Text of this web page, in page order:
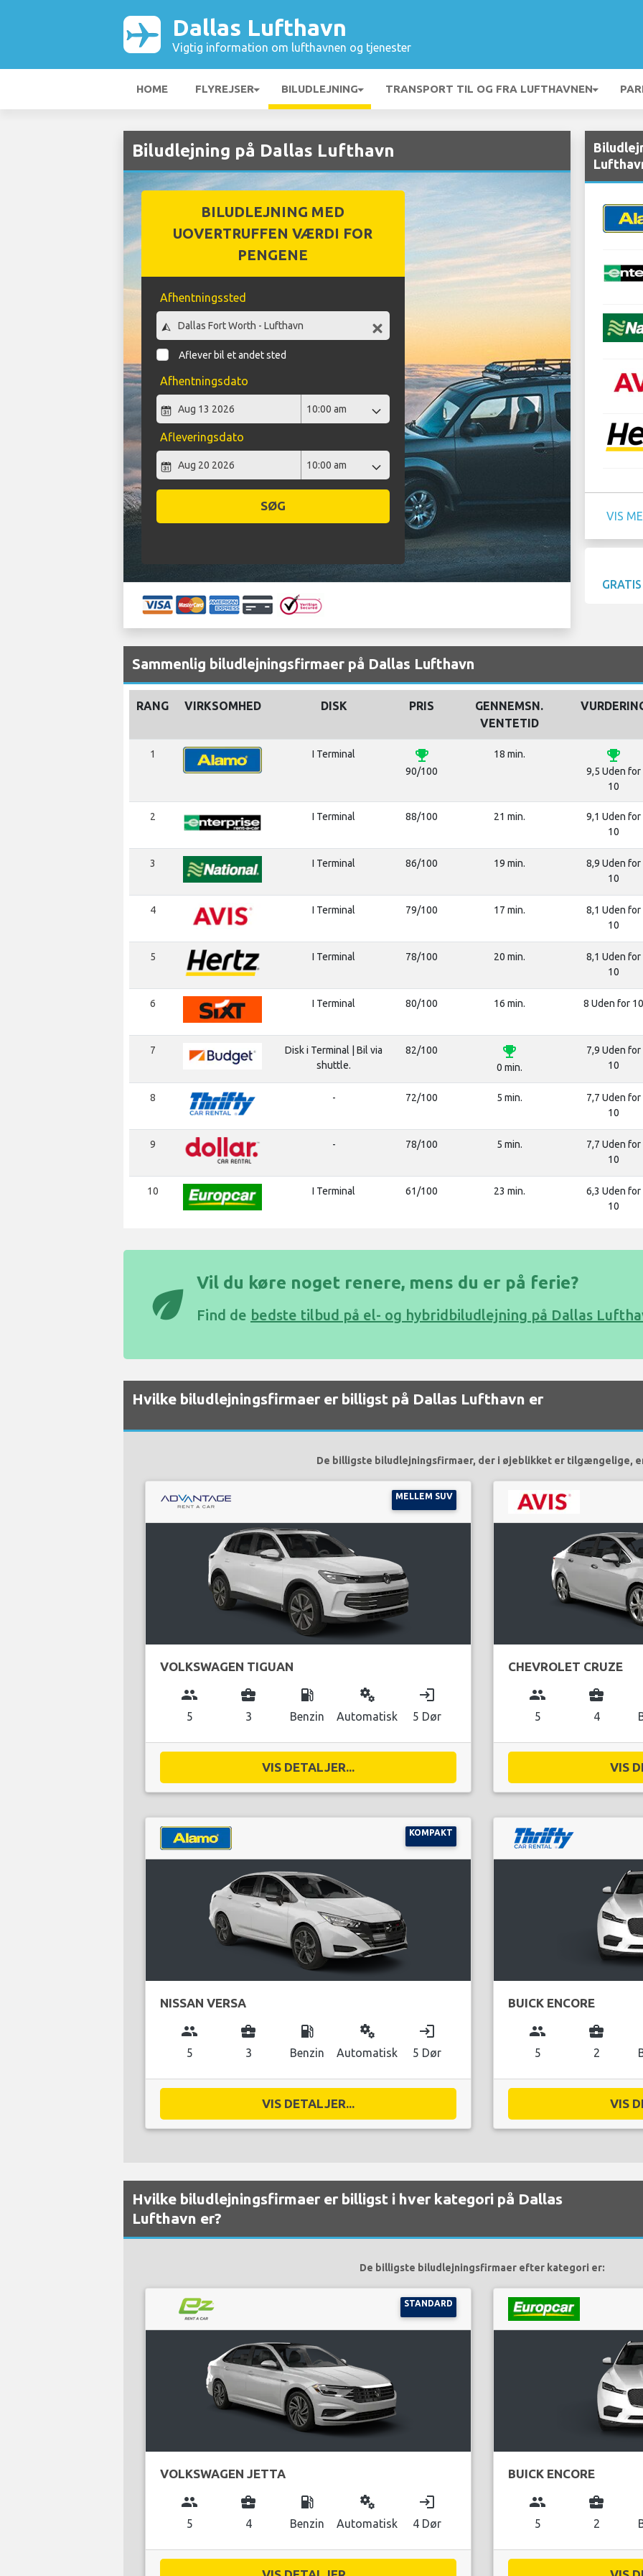
Dallas Lufthavn
Vigtig information om lufthavnen og tjenester
HOME FLYREJSER BILUDLEJNING TRANSPORT TIL OG FRA LUFTHAVNEN
Biludlejning på Dallas Lufthavn
BILUDLEJNING MED
UOVERTRUFFEN VÆRDI FOR
PENGENE
Afhentningssted
Aflever bil et andet sted
Afhentningsdato
Afleveringsdato
SØG
VIS
GRATIS
Sammenlig biludlejningsfirmaer på Dallas Lufthavn
RANG VIRKSOMHED DISK PRIS
GENNEMSN.
VENTETID
1 I Terminal emoji_events
90/100
18 min. emoji_events
9,5 Uden for
10
2 I Terminal 88/100 21 min.
9,1 Uden for
10
3 I Terminal 86/100 19 min.
8,9 Uden for
10
4 I Terminal 79/100 17 min.
8,1 Uden for
10
5 I Terminal 78/100 20 min.
8,1 Uden for
10
6 I Terminal 80/100 16 min. 8 Uden for 10
7
Disk i Terminal | Bil via
shuttle.
82/100 emoji_events
0 min.
7,9 Uden for
10
8 - 72/100 5 min.
7,7 Uden for
10
9 - 78/100 5 min.
7,7 Uden for
10
10 I Terminal 61/100 23 min.
6,3 Uden for
10
eco Vil du køre noget renere, mens du er på ferie?
Find de bedste tilbud på el- og hybridbiludlejning på Dallas
Hvilke biludlejningsfirmaer er billigst på Dallas Lufthavn er
De billigste biludlejningsfirmaer, der i øjeblikket er tilgængelige,
MELLEM SUV
VOLKSWAGEN TIGUAN
group
5
business_center
3
local_gas_station
Benzin
miscellaneous_services
Automatisk
login
5 Dør
VIS DETALJER...
CHEVROLET CRUZE
group
5
business_center
4
VIS
KOMPAKT
NISSAN VERSA
group
5
business_center
3
local_gas_station
Benzin
miscellaneous_services
Automatisk
login
5 Dør
VIS DETALJER...
BUICK ENCORE
group
5
business_center
2
VIS
Hvilke biludlejningsfirmaer er billigst i hver kategori på Dallas
Lufthavn er?
De billigste biludlejningsfirmaer efter kategori er:
STANDARD
VOLKSWAGEN JETTA
group
5
business_center
4
local_gas_station
Benzin
miscellaneous_services
Automatisk
login
4 Dør
BUICK ENCORE
group
5
business_center
2